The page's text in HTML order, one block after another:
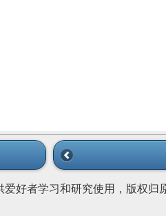
好者学习和研究使用，版权